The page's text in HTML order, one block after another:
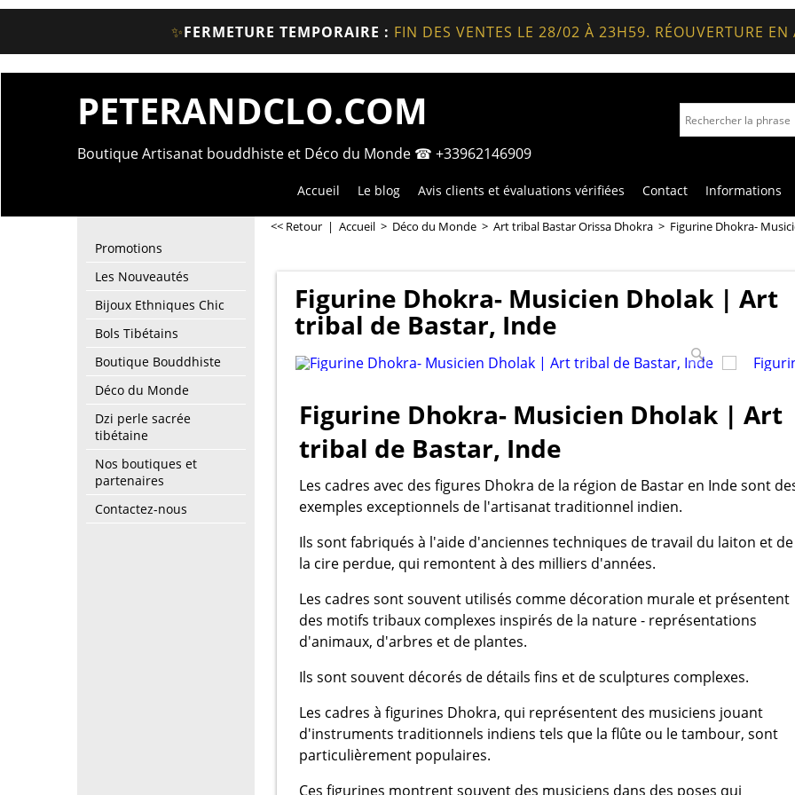
✨FERMETURE TEMPORAIRE : FIN DES VENTES LE 28/02 À 23H59. RÉOUVERTURE
PETERANDCLO.COM
Boutique Artisanat bouddhiste et Déco du Monde ☎ +33962146909
Accueil Le blog Avis clients et évaluations vérifiées Contact Informations
Promotions
Les Nouveautés
Bijoux Ethniques Chic
Bols Tibétains
Boutique Bouddhiste
Déco du Monde
Dzi perle sacrée
tibétaine
Nos boutiques et
partenaires
Contactez-nous
<< Retour | Accueil > Déco du Monde > Art tribal Bastar Orissa Dhokra > Figurine Dhokra-
Figurine Dhokra- Musicien Dholak | Art
tribal de Bastar, Inde
Figurine Dhokra- Musicien Dholak | Art
tribal de Bastar, Inde
Les cadres avec des figures Dhokra de la région de Bastar en Inde sont
exemples exceptionnels de l'artisanat traditionnel indien.
Ils sont fabriqués à l'aide d'anciennes techniques de travail du laiton et de
la cire perdue, qui remontent à des milliers d'années.
Les cadres sont souvent utilisés comme décoration murale et présentent
des motifs tribaux complexes inspirés de la nature - représentations
d'animaux, d'arbres et de plantes.
Ils sont souvent décorés de détails fins et de sculptures complexes.
Les cadres à figurines Dhokra, qui représentent des musiciens jouant
d'instruments traditionnels indiens tels que la flûte ou le tambour, sont
particulièrement populaires.
Ces figurines montrent souvent des musiciens dans des poses qui